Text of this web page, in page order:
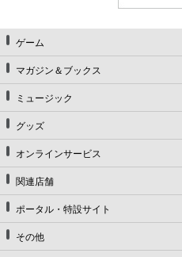
ゲーム
マガジン＆ブックス
ミュージック
グッズ
オンラインサービス
関連店舗
ポータル・特設サイト
その他